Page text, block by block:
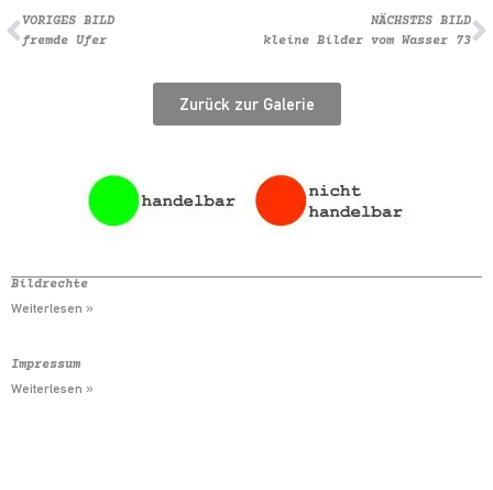
VORIGES BILD
fremde Ufer
NÄCHSTES BILD
kleine Bilder vom Wasser 73
Zurück zur Galerie
Bildrechte
Weiterlesen »
Impressum
Weiterlesen »